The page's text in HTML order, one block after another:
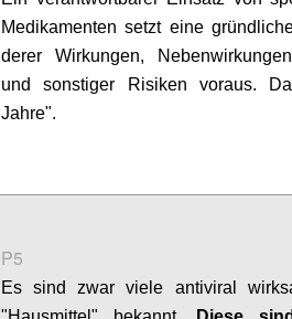
Medikamenten setzt eine
derer Wirkungen,
und sonstiger Risiken voraus.
Jahre".
P5
Es sind zwar viele antiviral